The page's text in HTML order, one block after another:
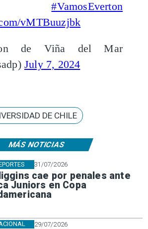
MÁS NOTICIAS
31/07/2026
cae por penales ante
Juniors en Copa
29/07/2026
#VamosEverton
vMTBuuzjbk
de Viña del Mar
July 7, 2024
DE CHILE